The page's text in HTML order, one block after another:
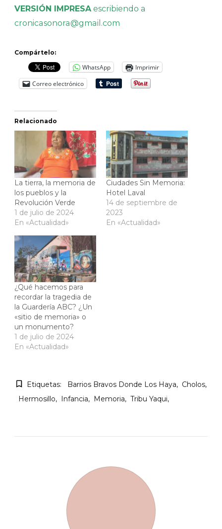
VERSIÓN IMPRESAescribiendo a
cronicasonora@gmail.com
Compártelo:
WhatsApp
Imprimir
Correo electrónico
Relacionado
La tierra, la memoria de
los pueblos y la
Revolución Verde
1 de julio de 2024
En «Actualidad»
Ciudades Sin Memoria:
Hotel Laval
14 de septiembre de
2023
En «Actualidad»
¿Qué hacemos para
recordar la tragedia de
la Guardería ABC? ¿Un
«sitio de memoria» o
un monumento?
1 de julio de 2024
En «Actualidad»
Etiquetas: Barrios Bravos Donde Los Haya
Cholos
Hermosillo
Infancia Memoria Tribu Yaqui